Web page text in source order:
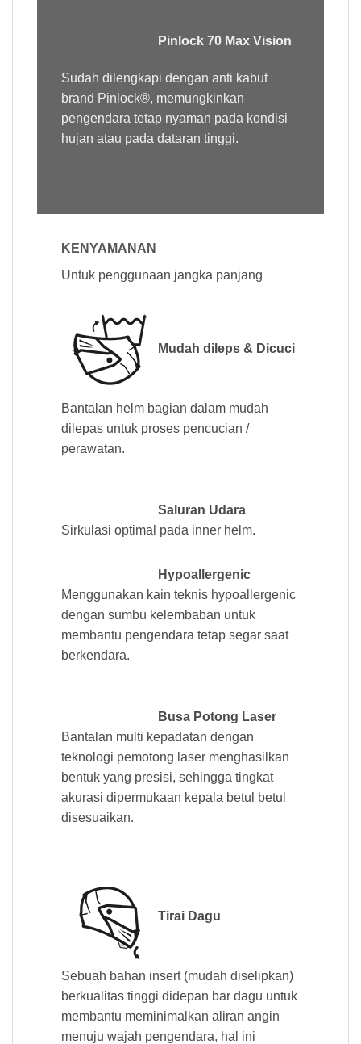
Pinlock 70 Max Vision
Sudah dilengkapi dengan anti kabut
brand Pinlock®, memungkinkan
pengendara tetap nyaman pada kondisi
hujan atau pada dataran tinggi.
KENYAMANAN
Untuk penggunaan jangka panjang
Mudah dileps & Dicuci
Bantalan helm bagian dalam mudah
dilepas untuk proses pencucian /
perawatan.
Saluran Udara
Sirkulasi optimal pada inner helm.
Hypoallergenic
Menggunakan kain teknis hypoallergenic
dengan sumbu kelembaban untuk
membantu pengendara tetap segar saat
berkendara.
Busa Potong Laser
Bantalan multi kepadatan dengan
teknologi pemotong laser menghasilkan
bentuk yang presisi, sehingga tingkat
akurasi dipermukaan kepala betul betul
disesuaikan.
Tirai Dagu
Sebuah bahan insert (mudah diselipkan)
berkualitas tinggi didepan bar dagu untuk
membantu meminimalkan aliran angin
menuju wajah pengendara, hal ini